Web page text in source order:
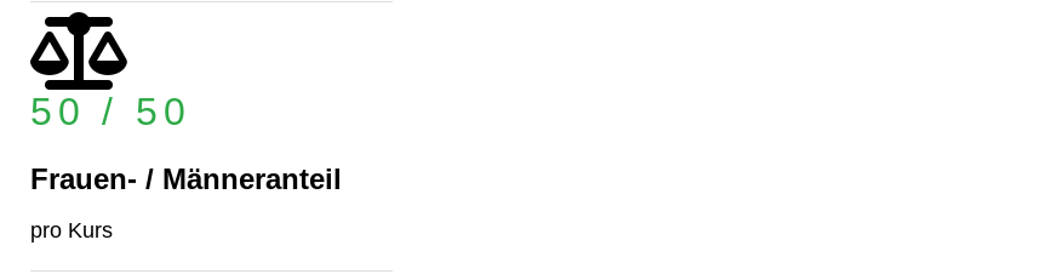
50 / 50
Frauen- / Männeranteil
pro Kurs